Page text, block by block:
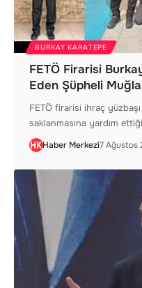
BURKAY KARATEPE
FETÖ Firarisi
Eden Şüpheli
FETÖ firarisi ihraç
saklanmasına yardım
Haber Merkezi7 Ağustos